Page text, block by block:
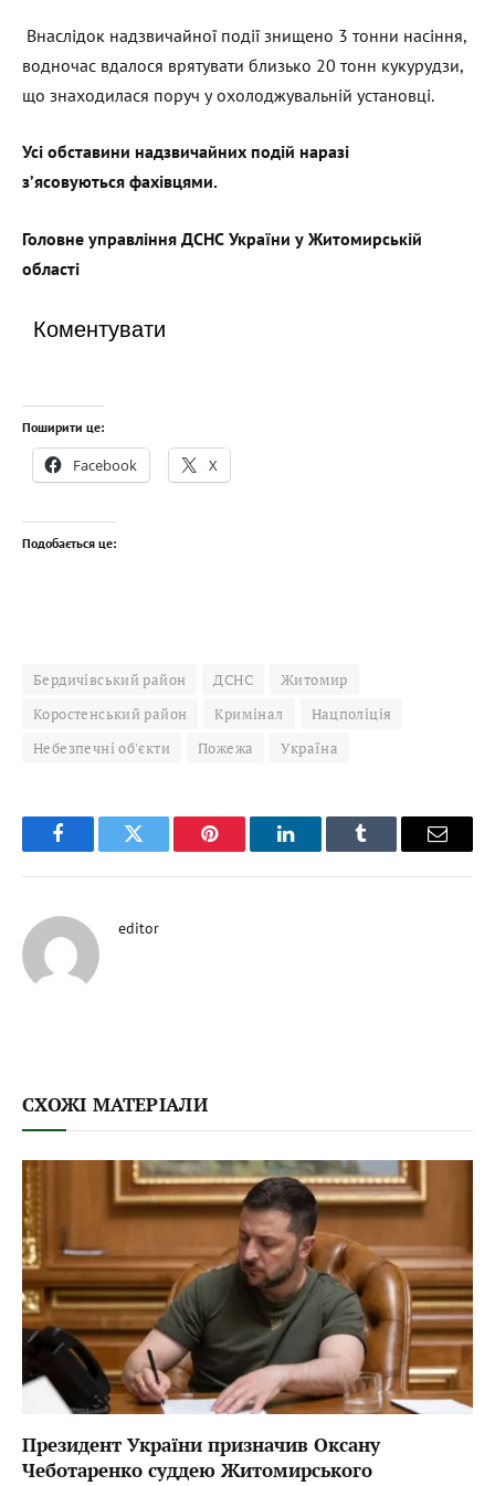
Внаслідок надзвичайної події знищено 3 тонни насіння,
водночас вдалося врятувати близько 20 тонн кукурудзи,
що знаходилася поруч у охолоджувальній установці.
Усі обставини надзвичайних подій наразі
з’ясовуються фахівцями.
Головне управління ДСНС України у Житомирській
області
Коментувати
Поширити це:
Facebook X
Подобається це:
Бердичівський район ДСНС
Житомир
Коростенський район
Кримінал
Нацполіція
Небезпечні об'єкти
Пожежа Україна
FacebookTwitter Pinterest LinkedInTumblr Email
editor
СХОЖІ МАТЕРІАЛИ
Президент України призначив Оксану
Чеботаренко суддею Житомирського